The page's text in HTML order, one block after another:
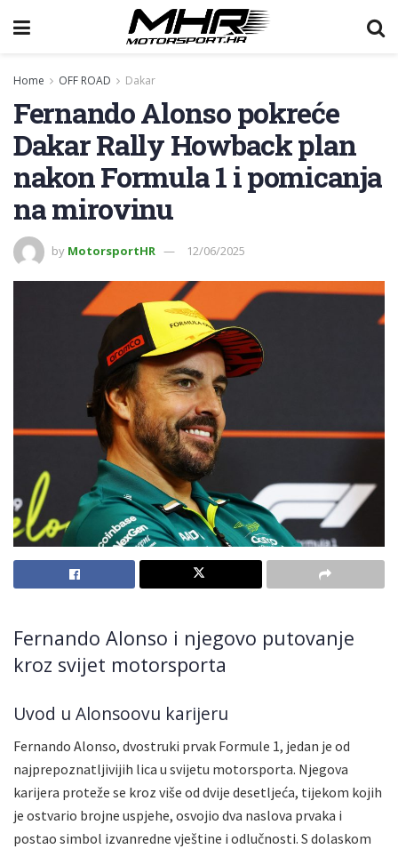
Home OFF ROAD Dakar
Fernando Alonso pokreće
Dakar Rally Howback plan
nakon Formula 1 i pomicanja
na mirovinu
by MotorsportHR 12/06/2025
Fernando Alonso i njegovo putovanje
kroz svijet motorsporta
Uvod u Alonsoovu karijeru
Fernando Alonso, dvostruki prvak Formule 1, jedan je od
najprepoznatljivijih lica u svijetu motorsporta. Njegova
karijera proteže se kroz više od dvije desetljeća, tijekom kojih
je ostvario brojne uspjehe, osvojio dva naslova prvaka i
postao simbol izvanredne vještine i odlučnosti. S dolaskom